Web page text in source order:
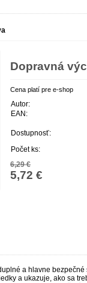
Dopravná
Cena platí pre e-shop
Autor:
EAN:
Dostupnosť:
Počet ks:
6,29 €
5,72 €
a hlavne
a ukazuje, ako sa